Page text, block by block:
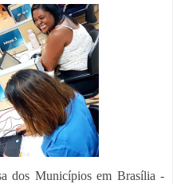
dos Municípios em Brasília -